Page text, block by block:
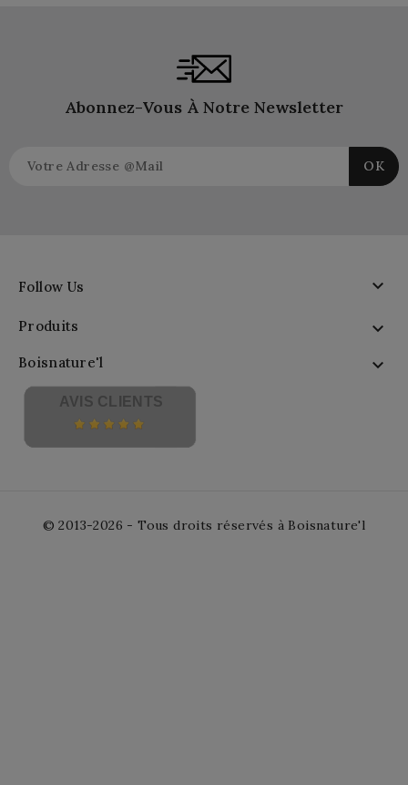
Abonnez-Vous À Notre Newsletter
Follow Us 
Produits 
Boisnature'l 
AVIS CLIENTS
© 2013-2026 - Tous droits réservés à Boisnature'l